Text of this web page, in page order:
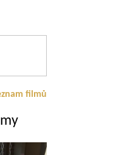
filmů